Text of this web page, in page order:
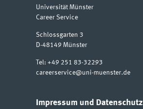
Universität Münster
Career Service
Schlossgarten 3
D-48149 Münster
Tel: +49 251 83-32293
careerservice@uni-muenster.de
Impressum und Datenschutz